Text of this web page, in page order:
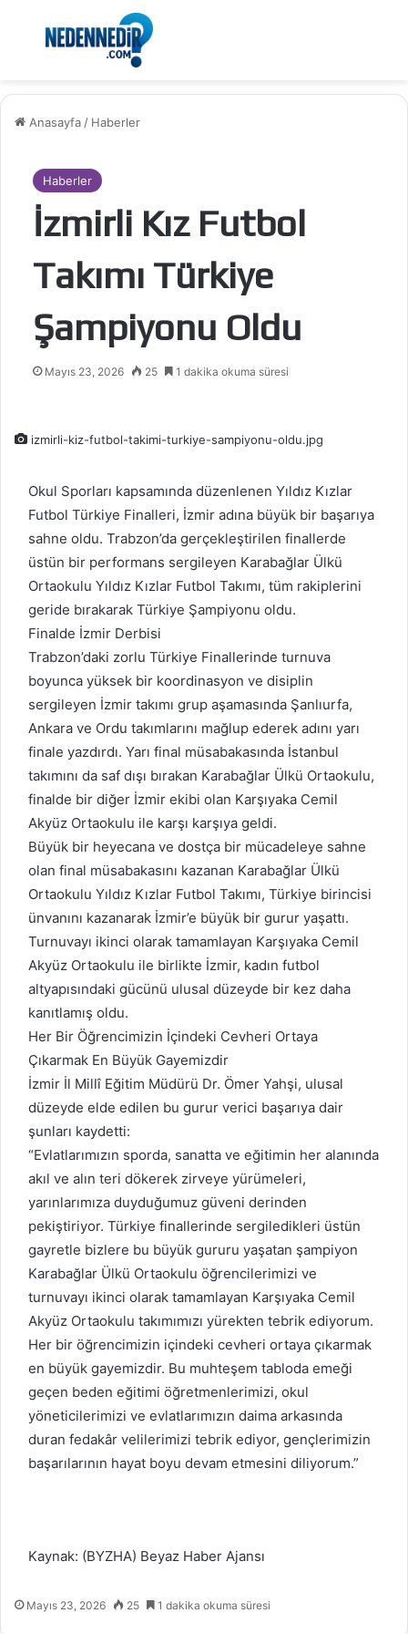
Menü
Anasayfa / Haberler
Haberler
İzmirli Kız Futbol
Takımı Türkiye
Şampiyonu Oldu
Mayıs 23, 2026 25 1 dakika okuma süresi
izmirli-kiz-futbol-takimi-turkiye-sampiyonu-oldu.jpg
Okul Sporları kapsamında düzenlenen Yıldız Kızlar
Futbol Türkiye Finalleri, İzmir adına büyük bir başarıya
sahne oldu. Trabzon’da gerçekleştirilen finallerde
üstün bir performans sergileyen Karabağlar Ülkü
Ortaokulu Yıldız Kızlar Futbol Takımı, tüm rakiplerini
geride bırakarak Türkiye Şampiyonu oldu.
Finalde İzmir Derbisi
Trabzon’daki zorlu Türkiye Finallerinde turnuva
boyunca yüksek bir koordinasyon ve disiplin
sergileyen İzmir takımı grup aşamasında Şanlıurfa,
Ankara ve Ordu takımlarını mağlup ederek adını yarı
finale yazdırdı. Yarı final müsabakasında İstanbul
takımını da saf dışı bırakan Karabağlar Ülkü Ortaokulu,
finalde bir diğer İzmir ekibi olan Karşıyaka Cemil
Akyüz Ortaokulu ile karşı karşıya geldi.
Büyük bir heyecana ve dostça bir mücadeleye sahne
olan final müsabakasını kazanan Karabağlar Ülkü
Ortaokulu Yıldız Kızlar Futbol Takımı, Türkiye birincisi
ünvanını kazanarak İzmir’e büyük bir gurur yaşattı.
Turnuvayı ikinci olarak tamamlayan Karşıyaka Cemil
Akyüz Ortaokulu ile birlikte İzmir, kadın futbol
altyapısındaki gücünü ulusal düzeyde bir kez daha
kanıtlamış oldu.
Her Bir Öğrencimizin İçindeki Cevheri Ortaya
Çıkarmak En Büyük Gayemizdir
İzmir İl Millî Eğitim Müdürü Dr. Ömer Yahşi, ulusal
düzeyde elde edilen bu gurur verici başarıya dair
şunları kaydetti:
“Evlatlarımızın sporda, sanatta ve eğitimin her alanında
akıl ve alın teri dökerek zirveye yürümeleri,
yarınlarımıza duyduğumuz güveni derinden
pekiştiriyor. Türkiye finallerinde sergiledikleri üstün
gayretle bizlere bu büyük gururu yaşatan şampiyon
Karabağlar Ülkü Ortaokulu öğrencilerimizi ve
turnuvayı ikinci olarak tamamlayan Karşıyaka Cemil
Akyüz Ortaokulu takımımızı yürekten tebrik ediyorum.
Her bir öğrencimizin içindeki cevheri ortaya çıkarmak
en büyük gayemizdir. Bu muhteşem tabloda emeği
geçen beden eğitimi öğretmenlerimizi, okul
yöneticilerimizi ve evlatlarımızın daima arkasında
duran fedakâr velilerimizi tebrik ediyor, gençlerimizin
başarılarının hayat boyu devam etmesini diliyorum.”
Kaynak: (BYZHA) Beyaz Haber Ajansı
Mayıs 23, 2026 25 1 dakika okuma süresi